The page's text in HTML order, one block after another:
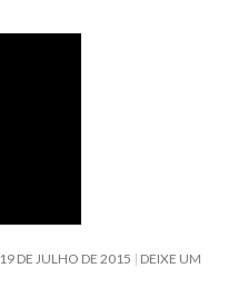
19 DE JULHO DE 2015
DEIXE UM